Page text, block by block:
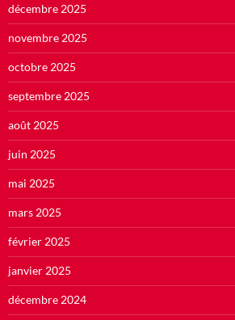
décembre 2025
novembre 2025
octobre 2025
septembre 2025
août 2025
juin 2025
mai 2025
mars 2025
février 2025
janvier 2025
décembre 2024